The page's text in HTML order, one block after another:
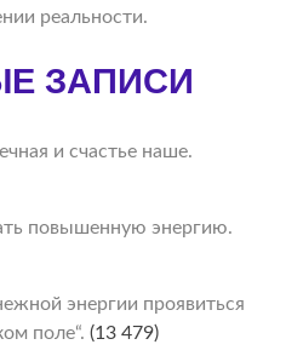
реальности.
ЗАПИСИ
и счастье наше.
повышенную энергию.
энергии проявиться
поле“. (13 479)